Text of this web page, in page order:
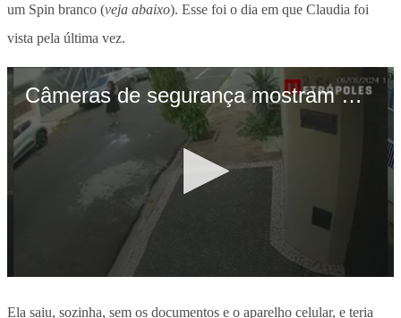
um Spin branco (veja abaixo). Esse foi o dia em que Claudia foi
vista pela última vez.
Ela saiu, sozinha, sem os documentos e o aparelho celular, e teria